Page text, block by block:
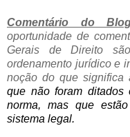
Comentário do
oportunidade de
Gerais de Direito
ordenamento jurídico e
noção do que significa
que não foram ditados
norma, masque
sistema legal.